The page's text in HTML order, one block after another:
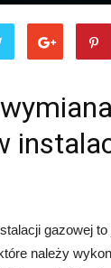
gazowej to
należy